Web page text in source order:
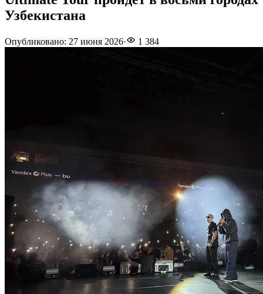
Узбекистана
Опубликовано: 27 июня 2026· 1 384